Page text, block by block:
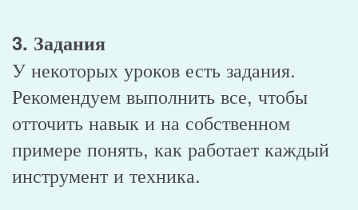
3. Задания
У некоторых уроков есть задания.
Рекомендуем выполнить все, чтобы
отточить навык и на собственном
примере понять, как работает каждый
инструмент и техника.